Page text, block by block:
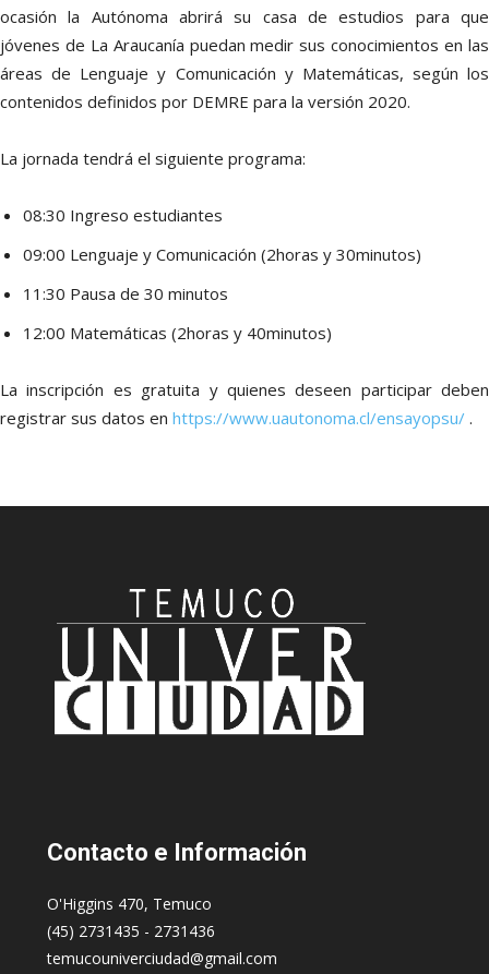
ocasión la Autónoma abrirá su casa de estudios para que
jóvenes de La Araucanía puedan medir sus conocimientos en las
áreas de Lenguaje y Comunicación y Matemáticas, según los
contenidos definidos por DEMRE para la versión 2020.
La jornada tendrá el siguiente programa:
08:30 Ingreso estudiantes
09:00 Lenguaje y Comunicación (2horas y 30minutos)
11:30 Pausa de 30 minutos
12:00 Matemáticas (2horas y 40minutos)
La inscripción es gratuita y quienes deseen participar deben
registrar sus datos en https://www.uautonoma.cl/ensayopsu/ .
Contacto e Información
O'Higgins 470, Temuco
(45) 2731435 - 2731436
temucouniverciudad@gmail.com